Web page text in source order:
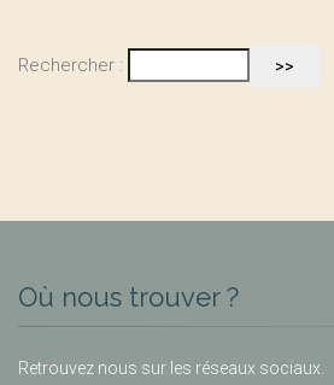
Rechercher :
Où nous trouver ?
Retrouvez nous sur les réseaux sociaux.